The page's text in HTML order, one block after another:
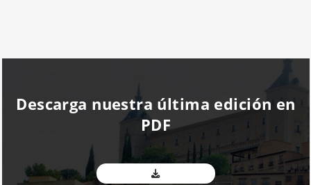
Descarga nuestra última edición en
PDF